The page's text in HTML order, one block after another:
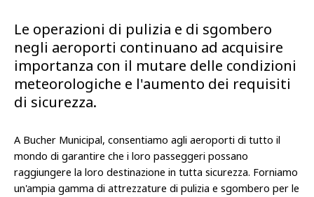
Le operazioni di pulizia e di sgombero
negli aeroporti continuano ad acquisire
importanza con il mutare delle condizioni
meteorologiche e l'aumento dei requisiti
di sicurezza.
A Bucher Municipal, consentiamo agli aeroporti di tutto il
mondo di garantire che i loro passeggeri possano
raggiungere la loro destinazione in tutta sicurezza. Forniamo
un'ampia gamma di attrezzature di pulizia e sgombero per le